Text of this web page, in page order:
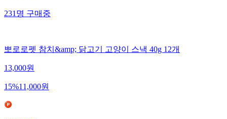
231 명 구매중
뽀로로펫 참치&amp; 닭고기 고양이 스낵 40g 12개
13,000원
15%11,000원